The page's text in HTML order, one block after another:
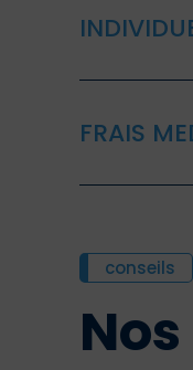
FRAIS
conseils